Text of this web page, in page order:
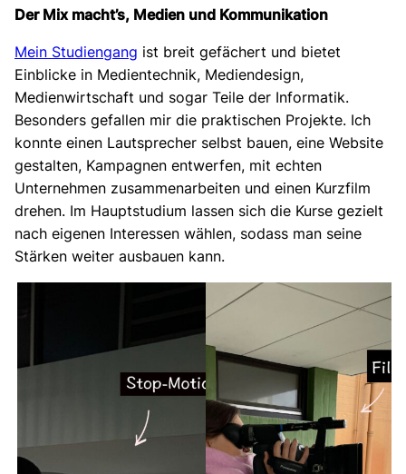
Der Mix macht’s, Medien und Kommunikation
Mein Studiengang ist breit gefächert und bietet
Einblicke in Medientechnik, Mediendesign,
Medienwirtschaft und sogar Teile der Informatik.
Besonders gefallen mir die praktischen Projekte. Ich
konnte einen Lautsprecher selbst bauen, eine Website
gestalten, Kampagnen entwerfen, mit echten
Unternehmen zusammenarbeiten und einen Kurzfilm
drehen. Im Hauptstudium lassen sich die Kurse gezielt
nach eigenen Interessen wählen, sodass man seine
Stärken weiter ausbauen kann.